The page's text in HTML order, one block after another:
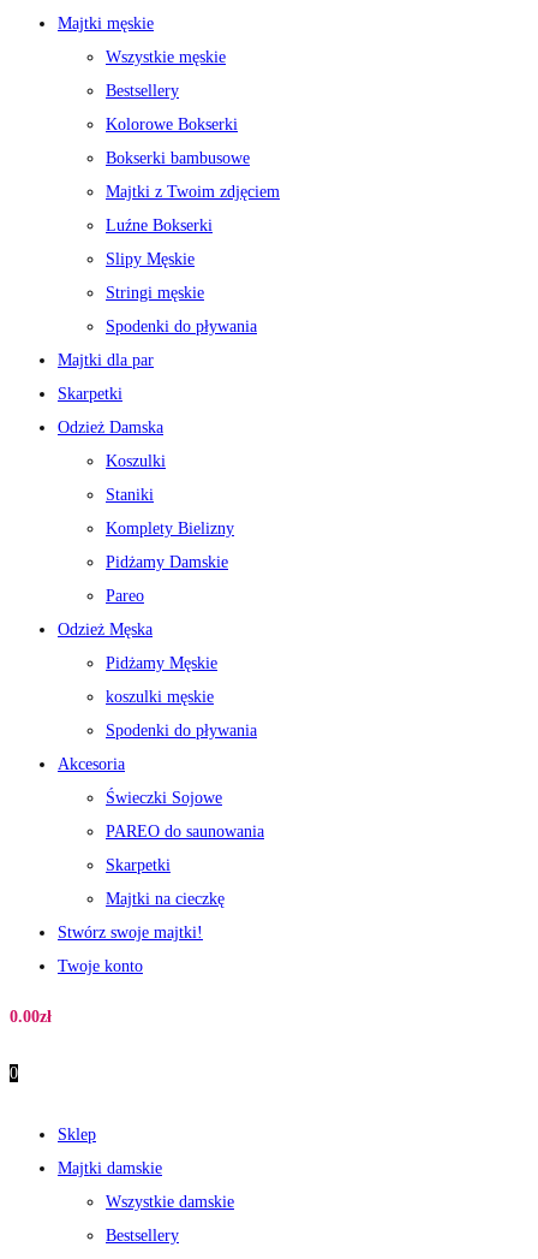
Majtki męskie
Wszystkie męskie
Bestsellery
Kolorowe Bokserki
Bokserki bambusowe
Majtki z Twoim zdjęciem
Luźne Bokserki
Slipy Męskie
Stringi męskie
Spodenki do pływania
Majtki dla par
Skarpetki
Odzież Damska
Koszulki
Staniki
Komplety Bielizny
Pidżamy Damskie
Pareo
Odzież Męska
Pidżamy Męskie
koszulki męskie
Spodenki do pływania
Akcesoria
Świeczki Sojowe
PAREO do saunowania
Skarpetki
Majtki na cieczkę
Stwórz swoje majtki!
Twoje konto
0.00zł
0
Sklep
Majtki damskie
Wszystkie damskie
Bestsellery